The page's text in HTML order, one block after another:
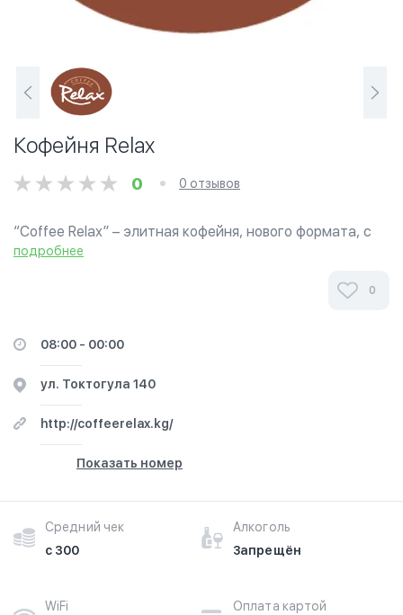
Кофейня Relax
0 0 отзывов
“Coffee Relax” – элитная кофейня, нового формата, c
красивым интерьером, дружелюбным обслуживающим
подробнее
0
08:00 - 00:00
ул. Токтогула 140
http://coffeerelax.kg/
Показать номер
Средний чек
с 300
Алкоголь
Запрещён
WiFi
Оплата картой